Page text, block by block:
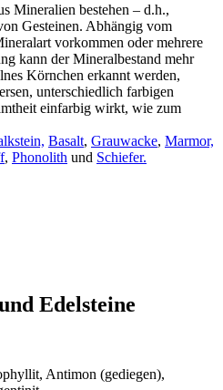
Mineralien bestehen – d.h.,
Gesteinen. Abhängig vom
vorkommen oder mehrere
kann der Mineralbestand mehr
Körnchen erkannt werden,
unterschiedlich farbigen
einfarbig wirkt, wie zum
Basalt, Grauwacke, Marmor,
, Phonolith und Schiefer.
Edelsteine
Antimon (gediegen),